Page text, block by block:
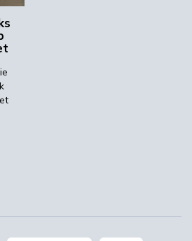
bioplastic uit suikers
december 2020)
voor de chemie en de
21 september
voor
waterstofproject H-Vision